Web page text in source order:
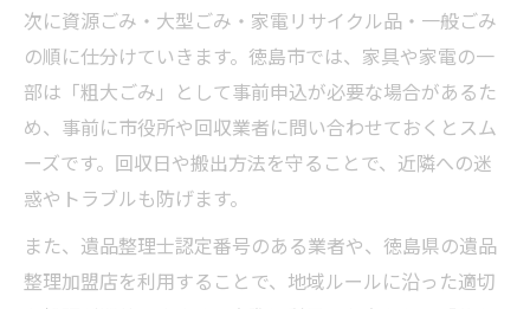
次に資源ごみ・大型ごみ・家電リサイクル品・一般ごみ
の順に仕分けていきます。徳島市では、家具や家電の一
部は「粗大ごみ」として事前申込が必要な場合があるた
め、事前に市役所や回収業者に問い合わせておくとスム
ーズです。回収日や搬出方法を守ることで、近隣への迷
惑やトラブルも防げます。
また、遺品整理士認定番号のある業者や、徳島県の遺品
整理加盟店を利用することで、地域ルールに沿った適切